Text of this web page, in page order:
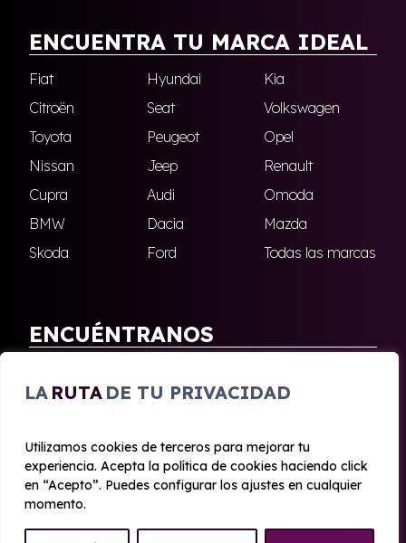
LA RUTA DE TU PRIVACIDAD
Utilizamos cookies de terceros para mejorar tu
experiencia. Acepta la política de cookies haciendo click
en “Acepto”. Puedes configurar los ajustes en cualquier
momento.
ENCUENTRA TU MARCA IDEAL
Fiat Hyundai
Kia
Citroën
Seat
Volkswagen
Toyota
Peugeot
Opel
Nissan
Jeep
Renault
Cupra
Audi
Omoda
BMW
Dacia
Mazda
Skoda
Ford Todas las marcas
ENCUÉNTRANOS
Marbella
Nerja
© 2020 - 2026 Malagueta Renting
Aviso legal y Privacidad